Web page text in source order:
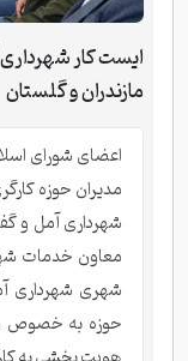
ایست کار
مازندران و گلستان
اعضای شورای
مدیران حوزه
شهرداری آمل و
معاون خدمات
شهری شهرداری
حوزه به خصوص